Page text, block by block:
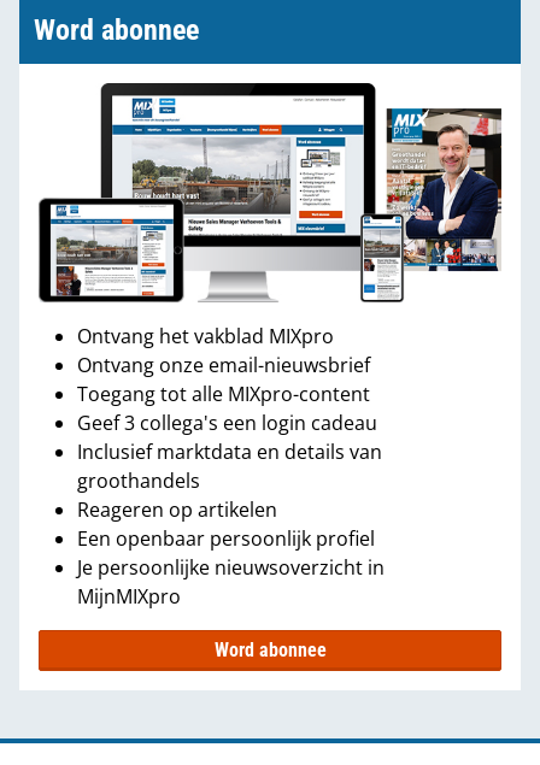
Word abonnee
Ontvang het vakblad MIXpro
Ontvang onze email-nieuwsbrief
Toegang tot alle MIXpro-content
Geef 3 collega's een login cadeau
Inclusief marktdata en details van
groothandels
Reageren op artikelen
Een openbaar persoonlijk profiel
Je persoonlijke nieuwsoverzicht in
MijnMIXpro
Word abonnee